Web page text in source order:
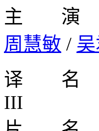
主 演
周慧敏 /
译 名 精
III